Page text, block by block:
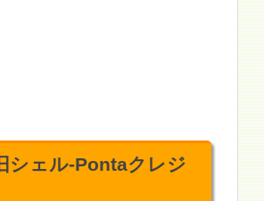
シェル-Pontaクレジ